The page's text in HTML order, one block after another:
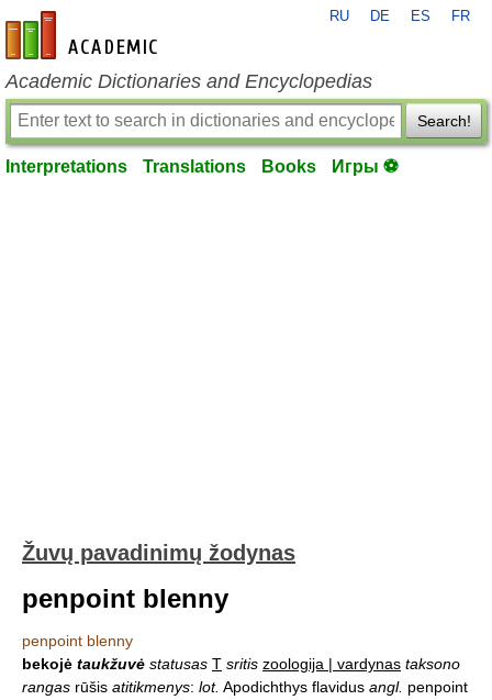
en-academic.com
RU DE ES FR
Academic Dictionaries and Encyclopedias
Search!
Interpretations Translations Books Игры ⚽
Žuvų pavadinimų žodynas
penpoint blenny
penpoint blenny
bekojė taukžuvė statusas T sritis zoologija | vardynas taksono
rangas rūšis atitikmenys: lot. Apodichthys flavidus angl. penpoint